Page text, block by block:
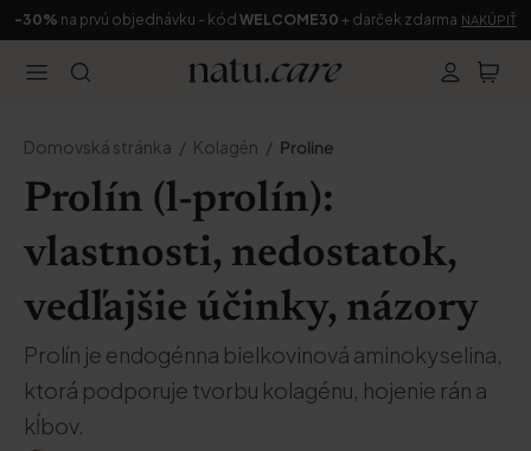
-30% na prvú objednávku - kód WELCOME30 + darček zdarma NAKÚPIŤ
Domovská stránka Kolagén Proline
Prolín (l-prolín):
vlastnosti, nedostatok,
vedľajšie účinky, názory
Prolín je endogénna bielkovinová aminokyselina,
ktorá podporuje tvorbu kolagénu, hojenie rán a
kĺbov.